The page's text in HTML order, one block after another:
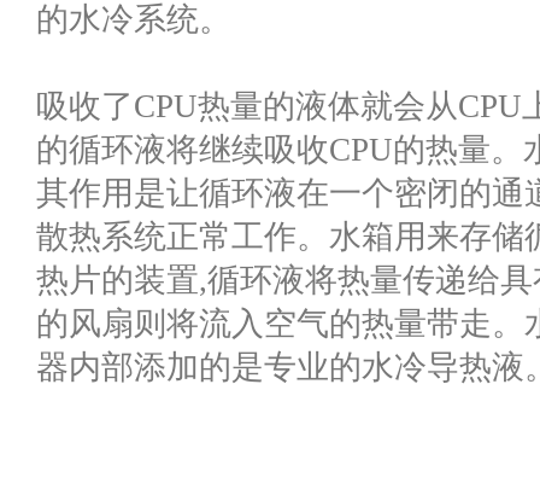
的水冷系统。
吸收了CPU热量的液体就会从
的循环液将继续吸收CPU的热量
其作用是让循环液在一个密闭的
散热系统正常工作。水箱用来存
热片的装置,循环液将热量传递给
的风扇则将流入空气的热量带走
器内部添加的是专业的水冷导热液